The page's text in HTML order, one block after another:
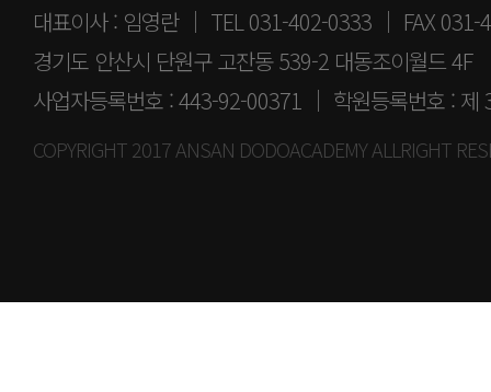
대표이사 : 임영란 │ TEL 031-402-0333 │ FAX 031-
경기도 안산시 단원구 고잔동 539-2 대동조이월드 4F
사업자등록번호 : 443-92-00371 │ 학원등록번호 : 제
COPYRIGHT 2017 ANSAN DODOACADEMY ALLRIGHT